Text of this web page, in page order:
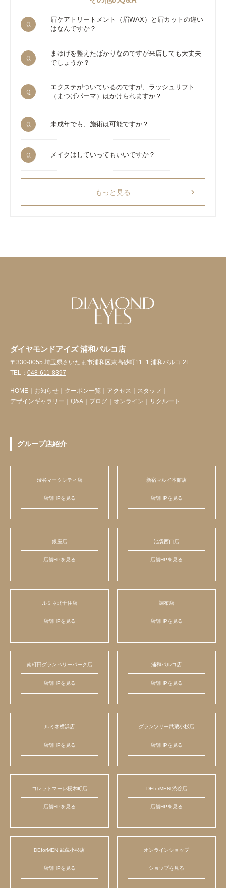
Q
眉ケアトリートメント（眉WAX）と眉カットの違い
はなんですか？
Q
まゆげを整えたばかりなのですが来店しても大丈夫
でしょうか？
Q
エクステがついているのですが、ラッシュリフト
（まつげパーマ）はかけられますか？
Q 未成年でも、施術は可能ですか？
Q メイクはしていってもいいですか？
もっと見る chevron_right
ダイヤモンドアイズ 浦和パルコ店
〒330-0055 埼玉県さいたま市浦和区東高砂町11−1 浦和パルコ 2F
TEL： 048-611-8397
HOME ｜ お知らせ ｜ クーポン一覧 ｜ アクセス ｜ スタッフ ｜
デザインギャラリー ｜ Q&A ｜ ブログ ｜ オンライン ｜ リクルート
グループ店紹介
渋谷マークシティ店
店舗HPを見る
新宿マルイ本館店
店舗HPを見る
銀座店
店舗HPを見る
池袋西口店
店舗HPを見る
ルミネ北千住店
店舗HPを見る
調布店
店舗HPを見る
南町田グランベリーパーク店
店舗HPを見る
浦和パルコ店
店舗HPを見る
ルミネ横浜店
店舗HPを見る
グランツリー武蔵小杉店
店舗HPを見る
コレットマーレ桜木町店
店舗HPを見る
DEforMEN 渋谷店
店舗HPを見る
DEforMEN 武蔵小杉店
店舗HPを見る
オンラインショップ
ショップを見る